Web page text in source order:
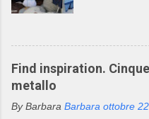
artigiani, che
l’uncinetto,
bambini.
avverato,
per il mondo
Find inspiration.
metallo
By Barbara Barbara ottobre